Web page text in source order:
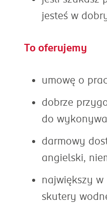
jesteś w
To oferujemy
umowę o
dobrze
do
darmowy
angielski,
największy w
skutery